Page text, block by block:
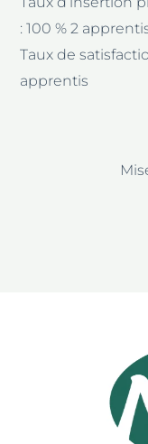
: 100 % 2
Taux de
apprentis